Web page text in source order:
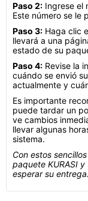
Paso 2: Ingrese el
Este número se le
Paso 3: Haga clic
llevará a una
estado de su
Paso 4: Revise la
cuándo se envió
actualmente y
Es importante
puede tardar un
ve cambios
llevar algunas
sistema.
Con estos
paquete KURASI
esperar su entrega.